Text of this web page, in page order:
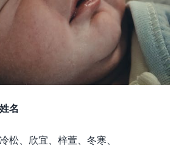
名
松、欣宜、梓萱、冬寒、